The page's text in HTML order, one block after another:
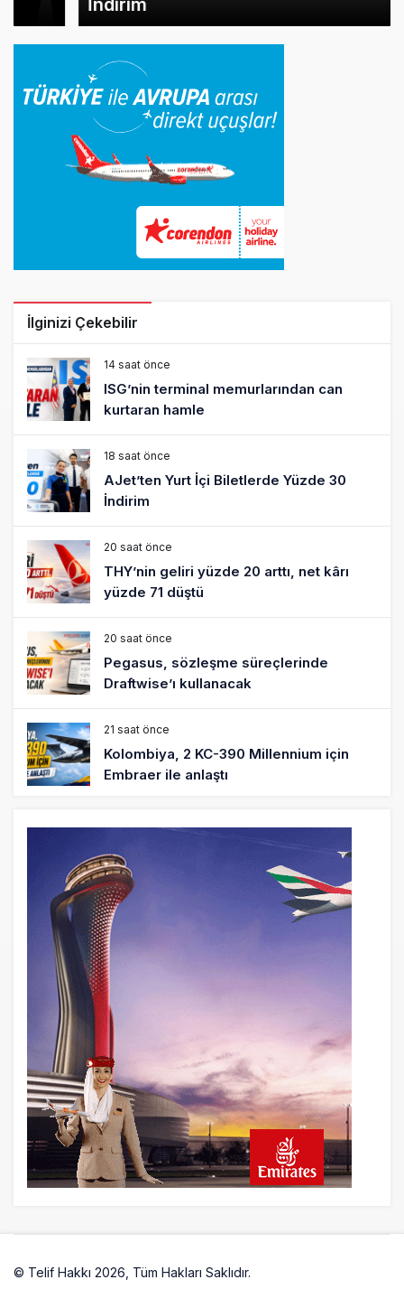
İlginizi Çekebilir
14 saat önce
ISG’nin terminal memurlarından can
kurtaran hamle
18 saat önce
AJet’ten Yurt İçi Biletlerde Yüzde 30
İndirim
20 saat önce
THY’nin geliri yüzde 20 arttı, net kârı
yüzde 71 düştü
20 saat önce
Pegasus, sözleşme süreçlerinde
Draftwise’ı kullanacak
21 saat önce
Kolombiya, 2 KC-390 Millennium için
Embraer ile anlaştı
22 saat önce
Üniversite adayı avlanma ve aldanma!
Yazıcıoğlu Kazası 19 yıl sonra sil baştan
SHGM yönetiminin hiç mi kusuru yok?
© Telif Hakkı 2026, Tüm Hakları Saklıdır.Artelio
Yazarlarımız Künye Hesabım Gizlilik politikası İletisim